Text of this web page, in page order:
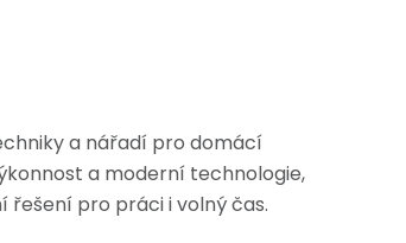
a nářadí pro domácí
a moderní technologie,
řešení pro práci i volný čas.